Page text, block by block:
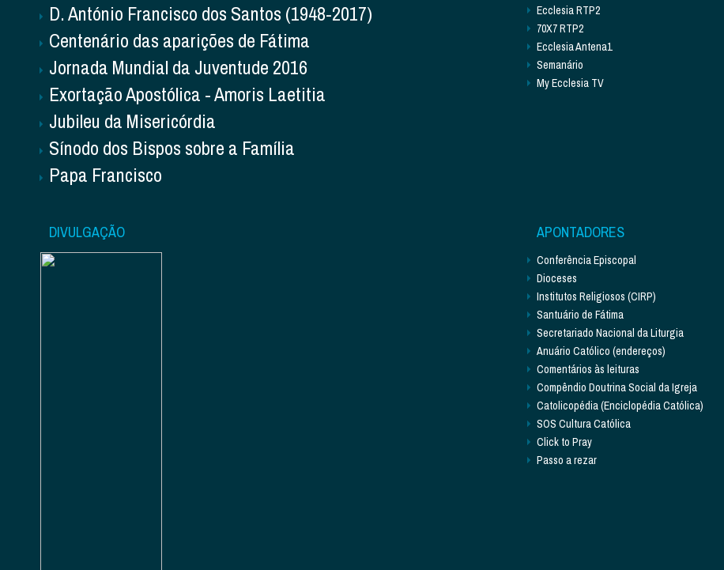
D. António Francisco dos Santos (1948-2017)
Centenário das aparições de Fátima
Jornada Mundial da Juventude 2016
Exortação Apostólica - Amoris Laetitia
Jubileu da Misericórdia
Sínodo dos Bispos sobre a Família
Papa Francisco
Ecclesia RTP2
70X7 RTP2
Ecclesia Antena1
Semanário
My Ecclesia TV
DIVULGAÇÃO APONTADORES
Conferência Episcopal
Dioceses
Institutos Religiosos (CIRP)
Santuário de Fátima
Secretariado Nacional da Liturgia
Anuário Católico (endereços)
Comentários às leituras
Compêndio Doutrina Social da Igreja
Catolicopédia (Enciclopédia Católica)
SOS Cultura Católica
Click to Pray
Passo a rezar